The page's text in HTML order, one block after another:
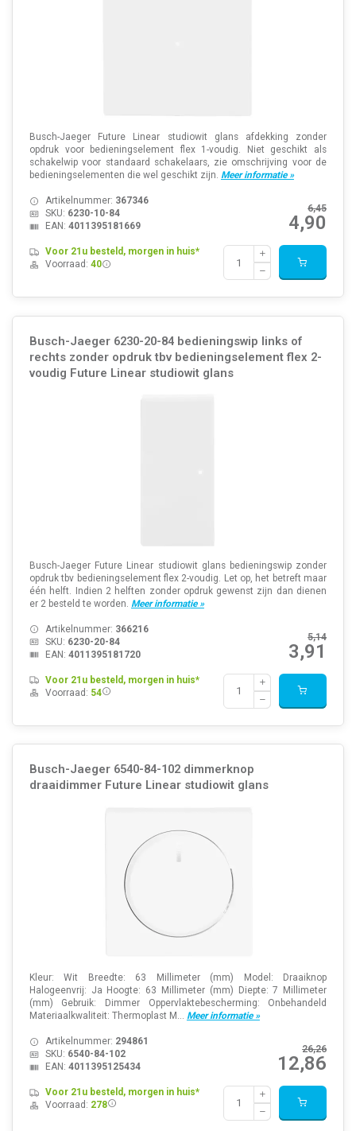
Busch-Jaeger Future Linear studiowit glans afdekking zonder
opdruk voor bedieningselement flex 1-voudig. Niet geschikt als
schakelwip voor standaard schakelaars, zie omschrijving voor de
bedieningselementen die wel geschikt zijn. Meer informatie »
6,45
4,90
Artikelnummer: 367346
SKU: 6230-10-84
EAN: 4011395181669
Voor 21u besteld, morgen in huis*
Voorraad: 40
Busch-Jaeger 6230-20-84 bedieningswip links of
rechts zonder opdruk tbv bedieningselement flex 2-
voudig Future Linear studiowit glans
Busch-Jaeger Future Linear studiowit glans bedieningswip zonder
opdruk tbv bedieningselement flex 2-voudig. Let op, het betreft maar
één helft. Indien 2 helften zonder opdruk gewenst zijn dan dienen
er 2 besteld te worden. Meer informatie »
5,14
3,91
Artikelnummer: 366216
SKU: 6230-20-84
EAN: 4011395181720
Voor 21u besteld, morgen in huis*
Voorraad: 54
Busch-Jaeger 6540-84-102 dimmerknop
draaidimmer Future Linear studiowit glans
Kleur: Wit Breedte: 63 Millimeter (mm) Model: Draaiknop
Halogeenvrij: Ja Hoogte: 63 Millimeter (mm) Diepte: 7 Millimeter
(mm) Gebruik: Dimmer Oppervlaktebescherming: Onbehandeld
Materiaalkwaliteit: Thermoplast M... Meer informatie »
26,26
12,86
Artikelnummer: 294861
SKU: 6540-84-102
EAN: 4011395125434
Voor 21u besteld, morgen in huis*
Voorraad: 278